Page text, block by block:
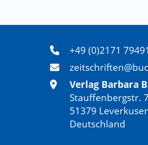
+49 (0)2171
Verlag Barbara
Stauffenbergstr. 7
51379
Deutschland